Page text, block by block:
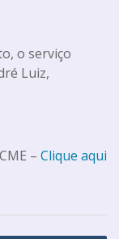
o serviço
Luiz,
– Clique aqui